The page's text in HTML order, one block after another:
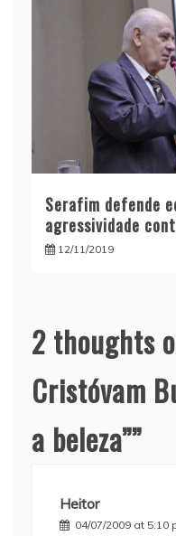
Serafim defende
agressividade
12/11/2019
2 thoughts
Cristóvam
a beleza””
Heitor
04/07/2009 at 5:10